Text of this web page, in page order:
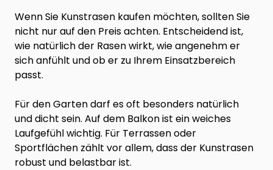
Wenn Sie Kunstrasen kaufen möchten, sollten Sie
nicht nur auf den Preis achten. Entscheidend ist,
wie natürlich der Rasen wirkt, wie angenehm er
sich anfühlt und ob er zu Ihrem Einsatzbereich
passt.
Für den Garten darf es oft besonders natürlich
und dicht sein. Auf dem Balkon ist ein weiches
Laufgefühl wichtig. Für Terrassen oder
Sportflächen zählt vor allem, dass der Kunstrasen
robust und belastbar ist.